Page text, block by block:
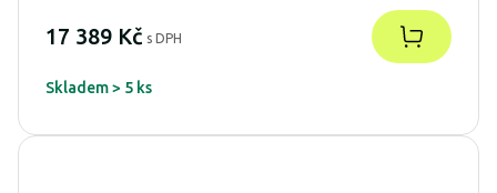
17 389 Kč s DPH
Skladem > 5 ks